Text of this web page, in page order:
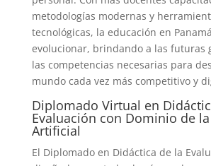
metodologías modernas y
tecnológicas, la educación en
evolucionar, brindando a las futuras
las competencias necesarias para
mundo cada vez más competitivo y
Diplomado Virtual en
Evaluación con Dominio de
Artificial
El Diplomado en Didáctica de la